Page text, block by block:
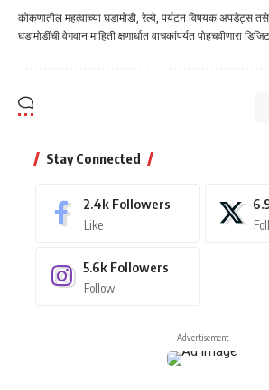
कोकणातील महत्वाच्या घडामोडी, रेल्वे, पर्यटन विषयक अपडेट्स
घडामोडींची वेगवान माहिती क्षणार्धात वाचकांपर्यत पोहचवीणारा
Stay Connected
2.4k Followers
Like
5.6k Followers
Follow
- Advertisement -